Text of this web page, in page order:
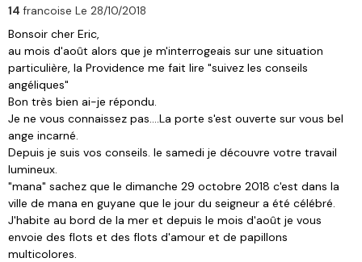
14 francoise Le 28/10/2018
Bonsoir cher Eric,
au mois d'août alors que je m'interrogeais sur une situation
particulière, la Providence me fait lire "suivez les conseils
angéliques"
Bon très bien ai-je répondu.
Je ne vous connaissez pas....La porte s'est ouverte sur vous bel
ange incarné.
Depuis je suis vos conseils. le samedi je découvre votre travail
lumineux.
"mana" sachez que le dimanche 29 octobre 2018 c'est dans la
ville de mana en guyane que le jour du seigneur a été célébré.
J'habite au bord de la mer et depuis le mois d'août je vous
envoie des flots et des flots d'amour et de papillons
multicolores.